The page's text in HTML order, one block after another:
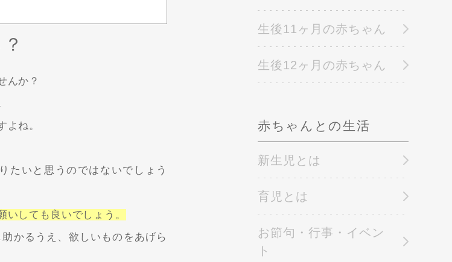
んか？
よね。
たいと思うのではないでしょう
しても良いでしょう。
かるうえ、欲しいものをあげら
生後11ヶ月の赤ちゃん
生後12ヶ月の赤ちゃん
赤ちゃんとの生活
新生児とは
育児とは
お節句・行事・イベン
ト